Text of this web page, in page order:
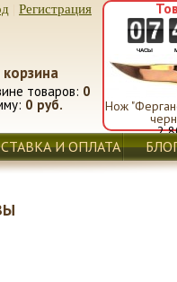
Регистрация
товаров: 0
0 руб.
ЧАСЫ
Нож
2
И ОПЛАТА